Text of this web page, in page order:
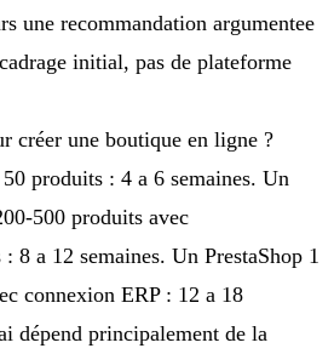
une recommandation argumentee
initial, pas de plateforme
créer une boutique en ligne ?
produits : 4 a 6 semaines. Un
500 produits avec
8 a 12 semaines. Un PrestaShop 1
connexion ERP : 12 a 18
dépend principalement de la